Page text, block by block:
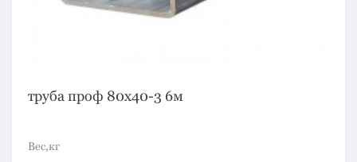
труба проф 80х40-3 6м
Вес,кг